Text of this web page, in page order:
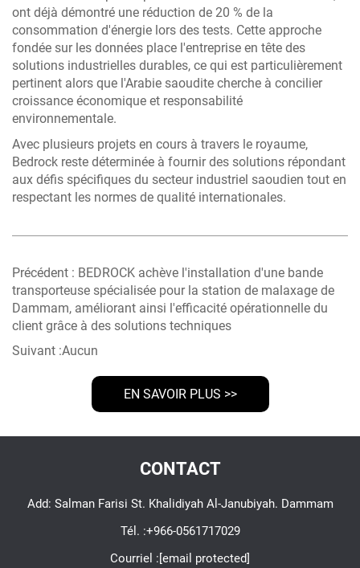
ont déjà démontré une réduction de 20 % de la
consommation d'énergie lors des tests. Cette approche
fondée sur les données place l'entreprise en tête des
solutions industrielles durables, ce qui est particulièrement
pertinent alors que l'Arabie saoudite cherche à concilier
croissance économique et responsabilité
environnementale.
Avec plusieurs projets en cours à travers le royaume,
Bedrock reste déterminée à fournir des solutions répondant
aux défis spécifiques du secteur industriel saoudien tout en
respectant les normes de qualité internationales.
Précédent : BEDROCK achève l'installation d'une bande
transporteuse spécialisée pour la station de malaxage de
Dammam, améliorant ainsi l'efficacité opérationnelle du
client grâce à des solutions techniques
Suivant :Aucun
EN SAVOIR PLUS >>
CONTACT
Add: Salman Farisi St. Khalidiyah Al-Janubiyah. Dammam
Tél. :+966-0561717029
Courriel :[email protected]